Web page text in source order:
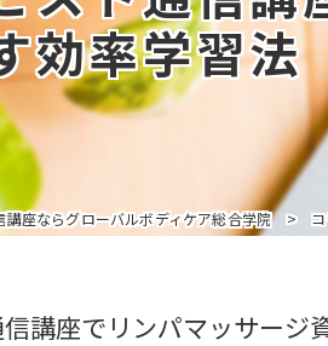
みコース
効率学習法
講座ならグローバルボディケア総合学院
講座でリンパマッサージ